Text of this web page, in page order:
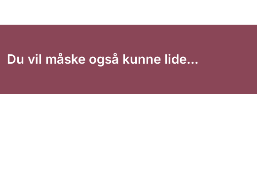
Du vil måske også kunne lide...